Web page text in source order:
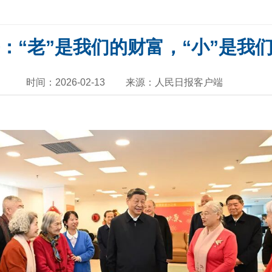
“老”是我们的财富，“小”是我
时间：2026-02-13 来源：人民日报客户端